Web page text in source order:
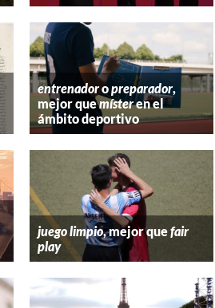
entrenadoropreparador,
mejor quemísteren el
ámbito deportivo
juego limpio, mejor quefair
play